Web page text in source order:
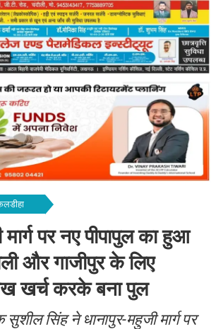
पर नए पीपापुल का हुआ
और गाजीपुर के लिए
खर्च करके बना पुल
सुशील सिंह ने धानापुर-महुजी मार्ग पर